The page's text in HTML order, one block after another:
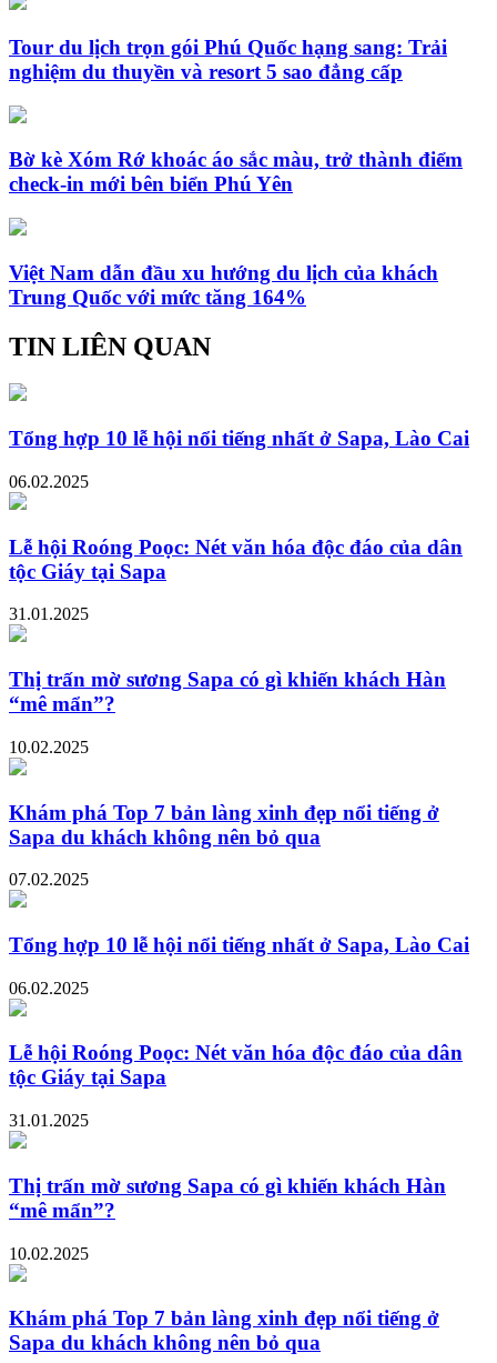
Tour du lịch trọn gói Phú Quốc hạng sang: Trải
nghiệm du thuyền và resort 5 sao đẳng cấp
Bờ kè Xóm Rớ khoác áo sắc màu, trở thành điểm
check-in mới bên biển Phú Yên
Việt Nam dẫn đầu xu hướng du lịch của khách
Trung Quốc với mức tăng 164%
TIN LIÊN QUAN
Tổng hợp 10 lễ hội nổi tiếng nhất ở Sapa, Lào Cai
06.02.2025
Lễ hội Roóng Poọc: Nét văn hóa độc đáo của dân
tộc Giáy tại Sapa
31.01.2025
Thị trấn mờ sương Sapa có gì khiến khách Hàn
“mê mẩn”?
10.02.2025
Khám phá Top 7 bản làng xinh đẹp nổi tiếng ở
Sapa du khách không nên bỏ qua
07.02.2025
Tổng hợp 10 lễ hội nổi tiếng nhất ở Sapa, Lào Cai
06.02.2025
Lễ hội Roóng Poọc: Nét văn hóa độc đáo của dân
tộc Giáy tại Sapa
31.01.2025
Thị trấn mờ sương Sapa có gì khiến khách Hàn
“mê mẩn”?
10.02.2025
Khám phá Top 7 bản làng xinh đẹp nổi tiếng ở
Sapa du khách không nên bỏ qua